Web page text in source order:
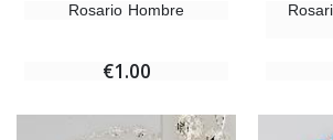
Rosario Hombre
€1.00